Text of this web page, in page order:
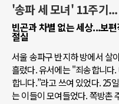
'송파 세 모녀' 11주기
빈곤과 차별 없는 세상...보
절실
서울 송파구 반지하 방에서 살
흘렀다. 유서에는 "죄송합니다
합니다.”라고 쓰여 있었다. 25
는 이들이 모여들었다. 쪽방촌